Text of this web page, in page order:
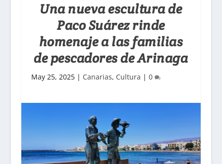
Una nueva escultura de
Paco Suárez rinde
homenaje a las familias
de pescadores de Arinaga
May 25, 2025| Canarias, Cultura | 0